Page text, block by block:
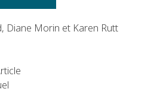
Diane Morin et Karen Rutt